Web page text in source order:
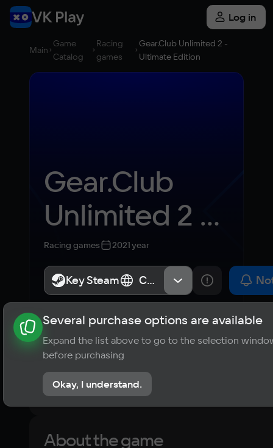
Log in
Main
Game
Catalog
Racing
games
Gear.Club Unlimited 2 -
Ultimate Edition
Gear.Club
Unlimited 2 -
Ultimate
Edition
Racing games 2021 year
Key Steam СНГ, Россия
About the game News Requirements
10 Player ratings
1 review
About the game
Key Steam СНГ, Россия
Several purchase options are available
Expand the list above to go to the selection
before purchasing
Okay, I understand.